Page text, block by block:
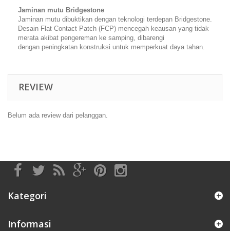
Jaminan mutu Bridgestone
Jaminan mutu dibuktikan dengan teknologi terdepan Bridgestone.
Desain Flat Contact Patch (FCP) mencegah keausan yang tidak
merata akibat pengereman ke samping, dibarengi
dengan peningkatan konstruksi untuk memperkuat daya tahan.
REVIEW
Belum ada review dari pelanggan.
Kategori
Informasi